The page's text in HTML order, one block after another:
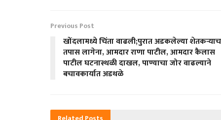
Previous Post
खोंदलामध्ये चिंता वाढली;पुरात अडकलेल्या
तपास लागेना, आमदार राणा पाटील, आमदार कैलास
पाटील घटनास्थळी दाखल, पाण्याचा जोर वाढल्याने
बचावकार्यात अडथळे